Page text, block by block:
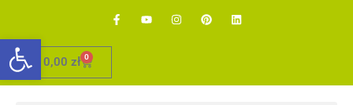
Otwórz pasek narzędzi
0,00 zł 0